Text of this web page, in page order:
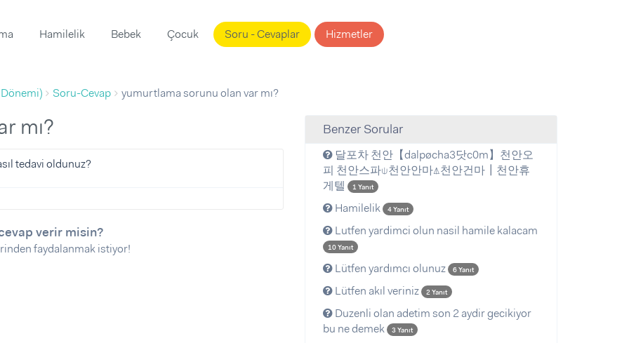
Hamilelik Bebek Çocuk Soru - Cevaplar Hizmetler
Soru-Cevap yumurtlama sorunu olan var mı?
mı?
tedavi oldunuz?
verir misin?
faydalanmak istiyor!
Benzer Sorular
달포차 천안【dalpøcha3닷c0m】천안오
피 천안스파⍦천안안마⍋천안건마┃천안휴
게텔
1 Yanıt
Hamilelik 4 Yanıt
Lutfen yardimci olun nasil hamile kalacam
10 Yanıt
Lütfen yardımcı olunuz 6 Yanıt
Lütfen akıl veriniz 2 Yanıt
Duzenli olan adetim son 2 aydir gecikiyor
bu ne demek
3 Yanıt